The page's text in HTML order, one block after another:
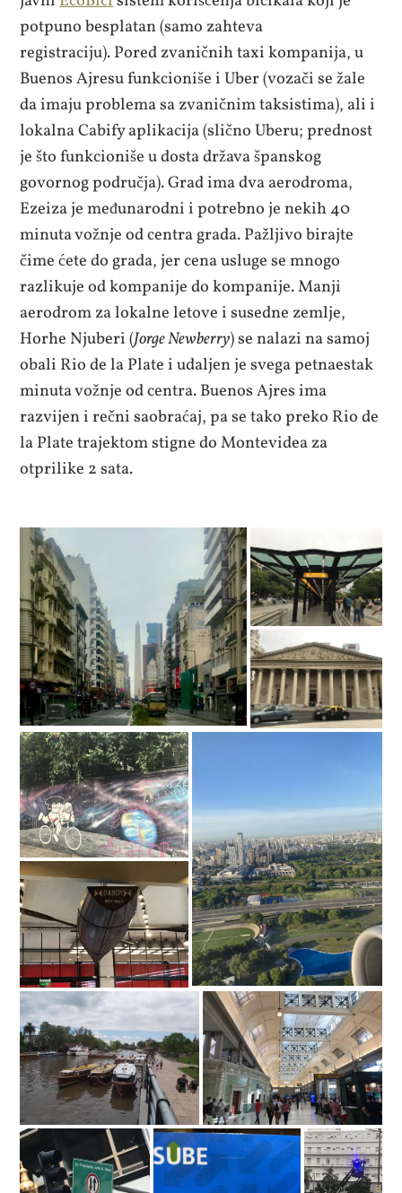
potpuno besplatan (samo zahteva
registraciju). Pored zvaničnih taxi kompanija, u
Buenos Ajresu funkcioniše i Uber (vozači se žale
da imaju problema sa zvaničnim taksistima), ali i
lokalna Cabify aplikacija (slično Uberu; prednost
je što funkcioniše u dosta država španskog
govornog područja). Grad ima dva aerodroma,
Ezeiza je međunarodni i potrebno je nekih 40
minuta vožnje od centra grada. Pažljivo birajte
čime ćete do grada, jer cena usluge se mnogo
razlikuje od kompanije do kompanije. Manji
aerodrom za lokalne letove i susedne zemlje,
Horhe Njuberi (Jorge Newberry) se nalazi na samoj
obali Rio de la Plate i udaljen je svega petnaestak
minuta vožnje od centra. Buenos Ajres ima
razvijen i rečni saobraćaj, pa se tako preko Rio de
la Plate trajektom stigne do Montevidea za
otprilike 2 sata.